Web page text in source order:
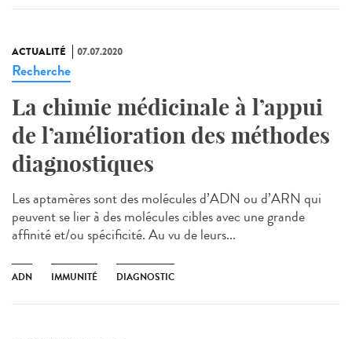
ACTUALITÉ 07.07.2020
Recherche
La chimie médicinale à l’appui
de l’amélioration des méthodes
diagnostiques
Les aptamères sont des molécules d’ADN ou d’ARN qui
peuvent se lier à des molécules cibles avec une grande
affinité et/ou spécificité. Au vu de leurs...
ADN IMMUNITÉ DIAGNOSTIC